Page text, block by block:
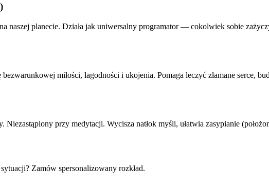
naszej planecie. Działa jak uniwersalny programator — cokolwiek sobie
miłości, łagodności i ukojenia. Pomaga leczyć złamane serce,
przy medytacji. Wycisza natłok myśli, ułatwia zasypianie
Zamów spersonalizowany rozkład.